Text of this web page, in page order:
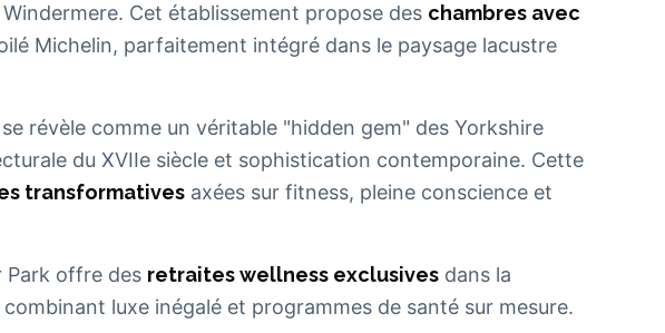
Cet établissement propose des chambres avec
Michelin, parfaitement intégré dans le paysage lacustre
révèle comme un véritable "hidden gem" des Yorkshire
du XVIIe siècle et sophistication contemporaine. Cette
transformatives axées sur fitness, pleine conscience et
Park offre des retraites wellness exclusives dans la
luxe inégalé et programmes de santé sur mesure.